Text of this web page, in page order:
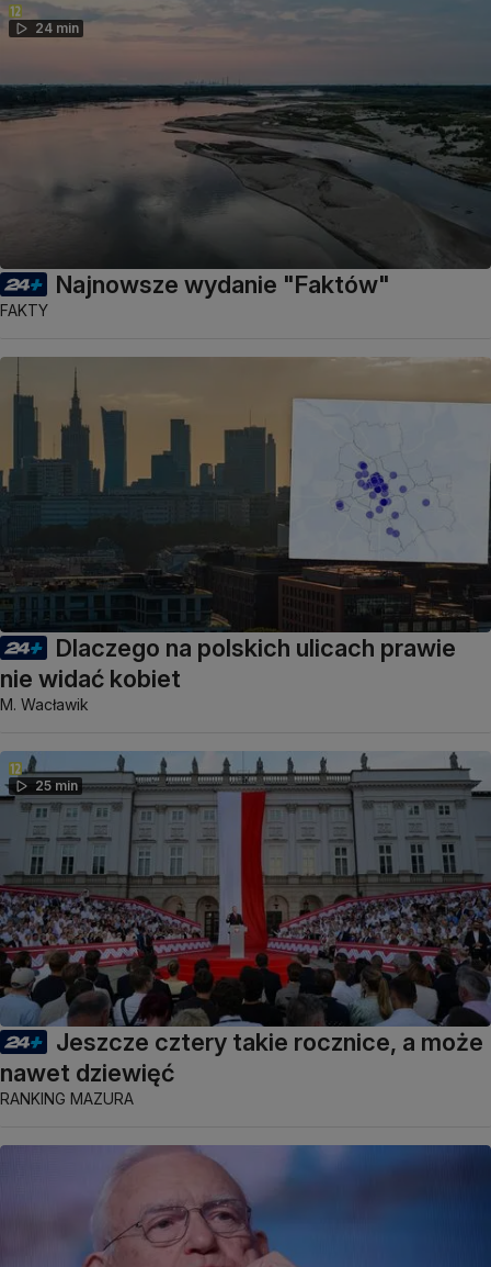
24 min
Najnowsze wydanie "Faktów"
FAKTY
Dlaczego na polskich ulicach prawie
nie widać kobiet
M. Wacławik
25 min
Jeszcze cztery takie rocznice, a może
nawet dziewięć
RANKING MAZURA